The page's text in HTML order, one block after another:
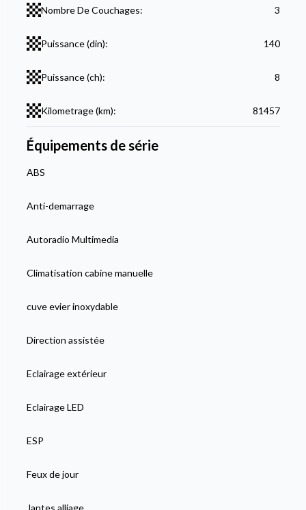
Nombre De Couchages: 3
Puissance (din): 140
Puissance (ch): 8
Kilometrage (km): 81457
Équipements de série
ABS
Anti-demarrage
Autoradio Multimedia
Climatisation cabine manuelle
cuve evier inoxydable
Direction assistée
Eclairage extérieur
Eclairage LED
ESP
Feux de jour
Jantes alliage